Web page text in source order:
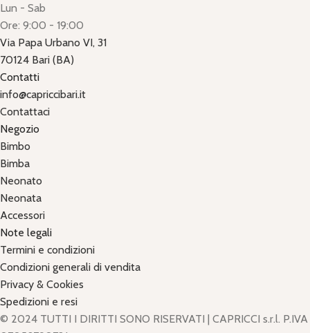
Lun - Sab
Ore: 9:00 - 19:00
Via Papa Urbano VI, 31
70124 Bari (BA)
Contatti
info@capriccibari.it
Contattaci
Negozio
Bimbo
Bimba
Neonato
Neonata
Accessori
Note legali
Termini e condizioni
Condizioni generali di vendita
Privacy & Cookies
Spedizioni e resi
© 2024 TUTTI I DIRITTI SONO RISERVATI | CAPRICCI s.r.l. P.IVA